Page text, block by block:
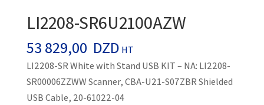
LI2208-SR6U2100AZW
53 829,00 DZD HT
LI2208-SR White with Stand USB KIT – NA: LI2208-
SR00006ZZWW Scanner, CBA-U21-S07ZBR Shielded
USB Cable, 20-61022-04